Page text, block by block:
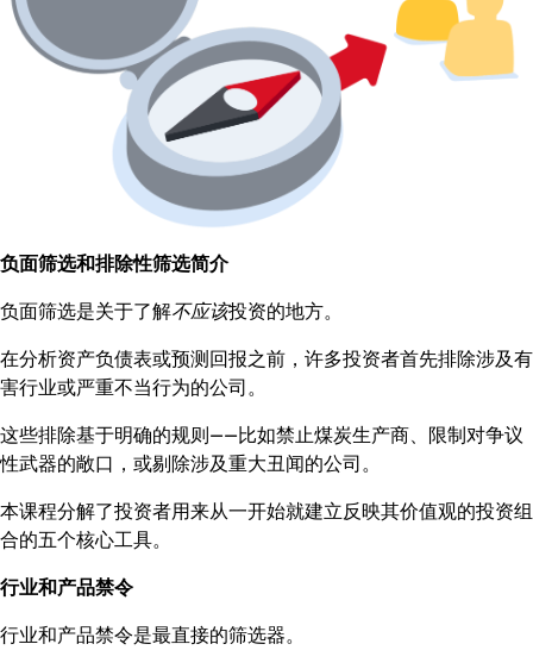
负面筛选和排除性筛选简介
负面筛选是关于了解不应该投资的地方。
在分析资产负债表或预测回报之前，许多投资者首先排除涉及有
害行业或严重不当行为的公司。
这些排除基于明确的规则——比如禁止煤炭生产商、限制对争议
性武器的敞口，或剔除涉及重大丑闻的公司。
本课程分解了投资者用来从一开始就建立反映其价值观的投资组
合的五个核心工具。
行业和产品禁令
行业和产品禁令是最直接的筛选器。